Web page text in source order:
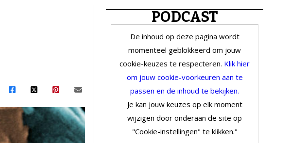
PODCAST
De inhoud op deze pagina wordt
momenteel geblokkeerd om jouw
cookie-keuzes te respecteren. Klik hier
om jouw cookie-voorkeuren aan te
passen en de inhoud te bekijken.
Je kan jouw keuzes op elk moment
wijzigen door onderaan de site op
"Cookie-instellingen" te klikken."